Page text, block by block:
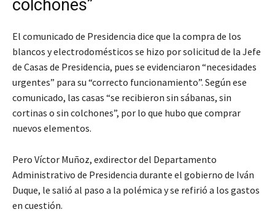
colchones”
El comunicado de Presidencia dice que la compra de los
blancos y electrodomésticos se hizo por solicitud de la Jefe
de Casas de Presidencia, pues se evidenciaron “necesidades
urgentes” para su “correcto funcionamiento”. Según ese
comunicado, las casas “se recibieron sin sábanas, sin
cortinas o sin colchones”, por lo que hubo que comprar
nuevos elementos.
Pero Víctor Muñoz, exdirector del Departamento
Administrativo de Presidencia durante el gobierno de Iván
Duque, le salió al paso a la polémica y se refirió a los gastos
en cuestión.